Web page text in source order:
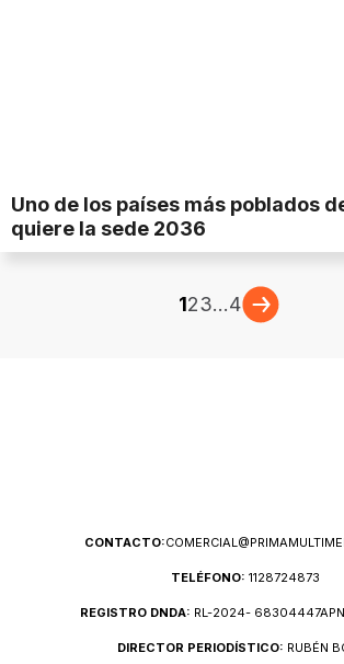
Uno de los países más poblados
quiere la sede 2036
123...4
CONTACTO:
TELÉFONO: 1128724873
REGISTRO DNDA: RL-2024-
DIRECTOR PERIODÍSTICO: RUBÉN